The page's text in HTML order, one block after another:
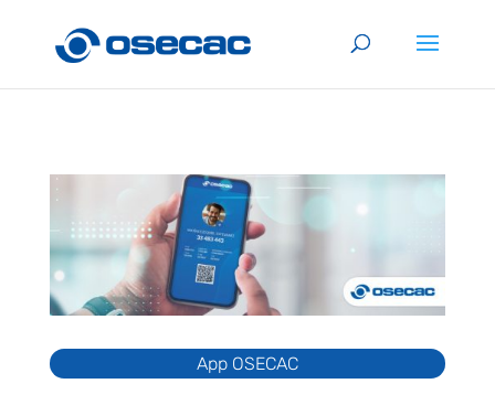
App OSECAC